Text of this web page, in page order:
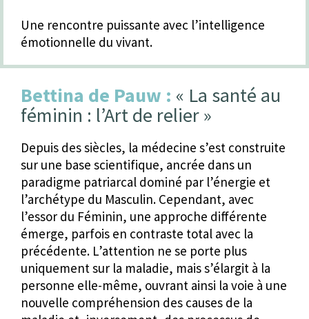
Une rencontre puissante avec l’intelligence
émotionnelle du vivant.
Bettina de Pauw : « La santé au
féminin : l’Art de relier »
Depuis des siècles, la médecine s’est construite
sur une base scientifique, ancrée dans un
paradigme patriarcal dominé par l’énergie et
l’archétype du Masculin. Cependant, avec
l’essor du Féminin, une approche différente
émerge, parfois en contraste total avec la
précédente. L’attention ne se porte plus
uniquement sur la maladie, mais s’élargit à la
personne elle-même, ouvrant ainsi la voie à une
nouvelle compréhension des causes de la